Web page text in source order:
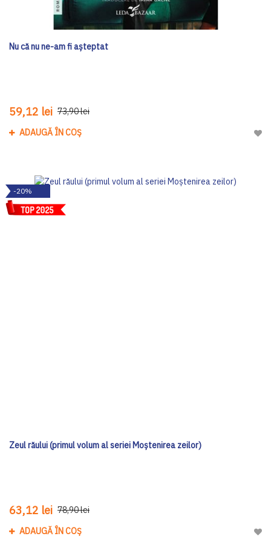
Nu că nu ne-am fi așteptat
59,12 lei 73,90 lei
ADAUGĂ ÎN COȘ
-20%
Zeul răului (primul volum al seriei Moștenirea zeilor)
63,12 lei 78,90 lei
ADAUGĂ ÎN COȘ